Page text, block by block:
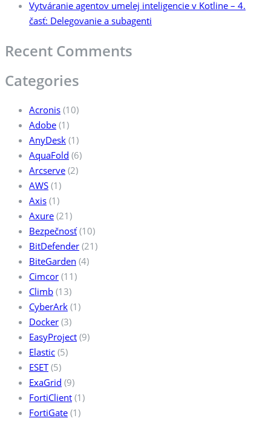
Vytváranie agentov umelej inteligencie v Kotline – 4.
časť: Delegovanie a subagenti
Recent Comments
Categories
Acronis (10)
Adobe (1)
AnyDesk (1)
AquaFold (6)
Arcserve (2)
AWS (1)
Axis (1)
Axure (21)
Bezpečnosť(10)
BitDefender (21)
BiteGarden (4)
Cimcor (11)
Climb (13)
CyberArk (1)
Docker (3)
EasyProject (9)
Elastic (5)
ESET(5)
ExaGrid (9)
FortiClient (1)
FortiGate (1)